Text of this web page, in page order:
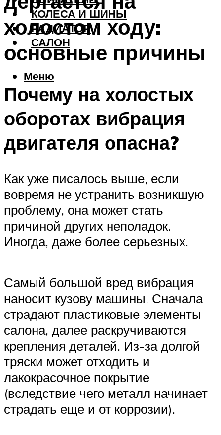
КОЛЕСА И ШИНЫ
РАДИАТОР
САЛОН
Меню
холостом ходу:
основные причины
Почему на холостых
оборотах вибрация
двигателя опасна?
Как уже писалось выше, если
вовремя не устранить возникшую
проблему, она может стать
причиной других неполадок.
Иногда, даже более серьезных.
Самый большой вред вибрация
наносит кузову машины. Сначала
страдают пластиковые элементы
салона, далее раскручиваются
крепления деталей. Из-за долгой
тряски может отходить и
лакокрасочное покрытие
(вследствие чего металл начинает
страдать еще и от коррозии).